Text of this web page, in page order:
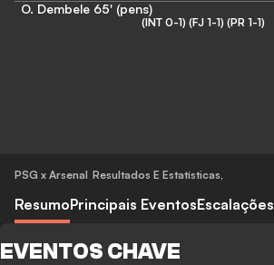
O. Dembele 65' (pens)
(INT 0-1) (FJ 1-1) (PR 1-1)
PSG x Arsenal Resultados E Estatísticas,
ResumoPrincipais EventosEscalações
EVENTOS CHAVE